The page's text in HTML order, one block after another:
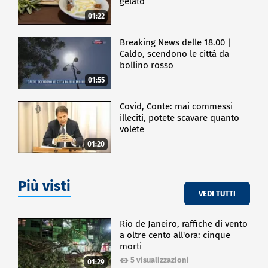
01:22
01:55
Breaking News delle 18.00 |
Caldo, scendono le città da
bollino rosso
01:20
Covid, Conte: mai commessi
illeciti, potete scavare quanto
volete
Più visti VEDI TUTTI
01:29
Rio de Janeiro, raffiche di vento
a oltre cento all'ora: cinque
morti
5 visualizzazioni